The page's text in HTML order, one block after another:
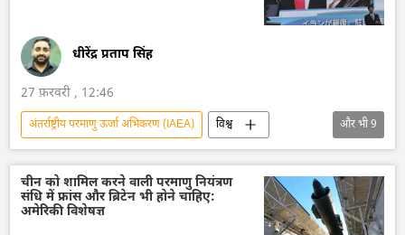
धीरेंद्र प्रताप सिंह
27 फ़रवरी , 12:46
अंतर्राष्ट्रीय परमाणु ऊर्जा अभिकरण (IAEA)
विश्व
ईरान
तेहरान
अमेरिका
व्हाइट हाउस
डॉनल्ड ट्रम्प
द्विपक्षीय रिश्ते
परमाणु परीक्षण
परमाणु हथियार ओमान
और भी9
चीन को शामिल करने वाली परमाणु नियंत्रण
संधि में फ्रांस और ब्रिटेन भी होने चाहिए:
अमेरिकी विशेषज्ञ